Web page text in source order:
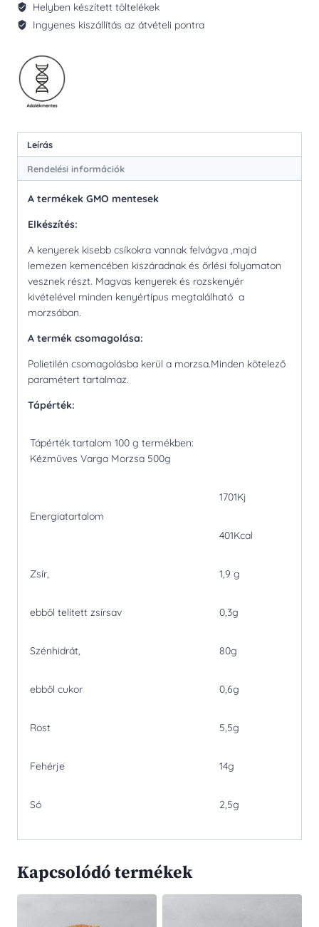
Helyben készített töltelékek
Ingyenes kiszállítás az átvételi pontra
Leírás
Rendelési információk
A termékek GMO mentesek
Elkészítés:
A kenyerek kisebb csíkokra vannak felvágva ,majd
lemezen kemencében kiszáradnak és őrlési folyamaton
vesznek részt. Magvas kenyerek és rozskenyér
kivételével minden kenyértípus megtalálható a
morzsában.
A termék csomagolása:
Polietilén csomagolásba kerül a morzsa.Minden kötelező
paramétert tartalmaz.
Tápérték:
Tápérték tartalom 100 g termékben:
Kézműves Varga Morzsa 500g
Energiatartalom
1701Kj
401Kcal
Zsír, 1,9 g
ebből telített zsírsav 0,3g
Szénhidrát, 80g
ebből cukor 0,6g
Rost 5,5g
Fehérje 14g
Só 2,5g
Kapcsolódó termékek